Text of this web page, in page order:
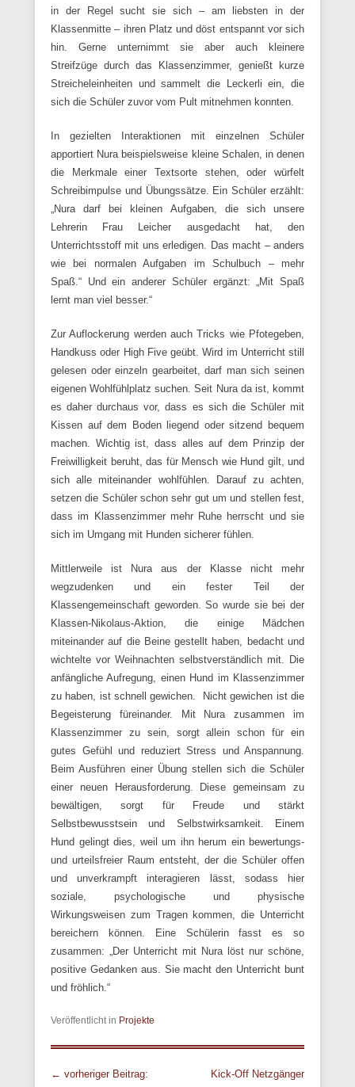
in der Regel sucht sie sich – am liebsten in der
Klassenmitte – ihren Platz und döst entspannt vor sich
hin. Gerne unternimmt sie aber auch kleinere
Streifzüge durch das Klassenzimmer, genießt kurze
Streicheleinheiten und sammelt die Leckerli ein, die
sich die Schüler zuvor vom Pult mitnehmen konnten.
In gezielten Interaktionen mit einzelnen Schüler
apportiert Nura beispielsweise kleine Schalen, in denen
die Merkmale einer Textsorte stehen, oder würfelt
Schreibimpulse und Übungssätze. Ein Schüler erzählt:
„Nura darf bei kleinen Aufgaben, die sich unsere
Lehrerin Frau Leicher ausgedacht hat, den
Unterrichtsstoff mit uns erledigen. Das macht – anders
wie bei normalen Aufgaben im Schulbuch – mehr
Spaß.“ Und ein anderer Schüler ergänzt: „Mit Spaß
lernt man viel besser.“
Zur Auflockerung werden auch Tricks wie Pfotegeben,
Handkuss oder High Five geübt. Wird im Unterricht still
gelesen oder einzeln gearbeitet, darf man sich seinen
eigenen Wohlfühlplatz suchen. Seit Nura da ist, kommt
es daher durchaus vor, dass es sich die Schüler mit
Kissen auf dem Boden liegend oder sitzend bequem
machen. Wichtig ist, dass alles auf dem Prinzip der
Freiwilligkeit beruht, das für Mensch wie Hund gilt, und
sich alle miteinander wohlfühlen. Darauf zu achten,
setzen die Schüler schon sehr gut um und stellen fest,
dass im Klassenzimmer mehr Ruhe herrscht und sie
sich im Umgang mit Hunden sicherer fühlen.
Mittlerweile ist Nura aus der Klasse nicht mehr
wegzudenken und ein fester Teil der
Klassengemeinschaft geworden. So wurde sie bei der
Klassen-Nikolaus-Aktion, die einige Mädchen
miteinander auf die Beine gestellt haben, bedacht und
wichtelte vor Weihnachten selbstverständlich mit. Die
anfängliche Aufregung, einen Hund im Klassenzimmer
zu haben, ist schnell gewichen. Nicht gewichen ist die
Begeisterung füreinander. Mit Nura zusammen im
Klassenzimmer zu sein, sorgt allein schon für ein
gutes Gefühl und reduziert Stress und Anspannung.
Beim Ausführen einer Übung stellen sich die Schüler
einer neuen Herausforderung. Diese gemeinsam zu
bewältigen, sorgt für Freude und stärkt
Selbstbewusstsein und Selbstwirksamkeit. Einem
Hund gelingt dies, weil um ihn herum ein bewertungs-
und urteilsfreier Raum entsteht, der die Schüler offen
und unverkrampft interagieren lässt, sodass hier
soziale, psychologische und physische
Wirkungsweisen zum Tragen kommen, die Unterricht
bereichern können. Eine Schülerin fasst es so
zusammen: „Der Unterricht mit Nura löst nur schöne,
positive Gedanken aus. Sie macht den Unterricht bunt
und fröhlich.“
Veröffentlicht in Projekte
Beitrags Übersicht
← vorheriger Beitrag:
Kick-Off Netzgänger